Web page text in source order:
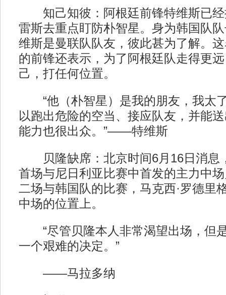
知己知彼：阿根廷前锋特维斯已经
雷斯去重点盯防朴智星。身为韩国队
维斯是曼联队队友，彼此甚为了解。
的前锋还表示，为了阿根廷队走得更
己，打任何位置。
“他（朴智星）是我的朋友，我太
以跑出危险的空当、接应队友，并能
能力也很出众。”——特维斯
贝隆缺席：北京时间6月16日消息
首场与尼日利亚比赛中首发的主力中
二场与韩国队的比赛，马克西·罗德里
中场的位置上。
“尽管贝隆本人非常渴望出场，但
一个艰难的决定。”
——马拉多纳